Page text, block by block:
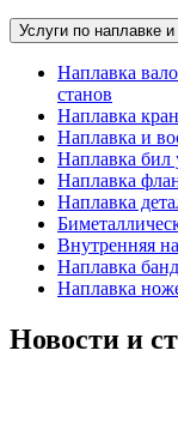
Услуги по наплавке
Наплавка
станов
Наплавка
Наплавка и
Наплавка бил
Наплавка
Наплавка
Внутренняя
Наплавка
Наплавка
Новости и